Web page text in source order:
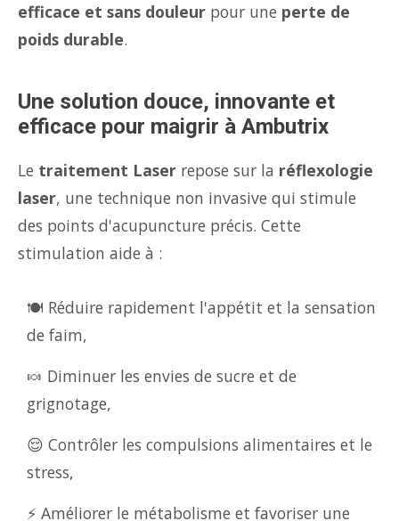
efficace et sans douleur pour une perte de
poids durable.
Une solution douce, innovante et
efficace pour maigrir à Ambutrix
Le traitement Laser repose sur la réflexologie
laser, une technique non invasive qui stimule
des points d'acupuncture précis. Cette
stimulation aide à :
🍽️ Réduire rapidement l'appétit et la sensation
de faim,
🍬 Diminuer les envies de sucre et de
grignotage,
😌 Contrôler les compulsions alimentaires et le
stress,
⚡ Améliorer le métabolisme et favoriser une